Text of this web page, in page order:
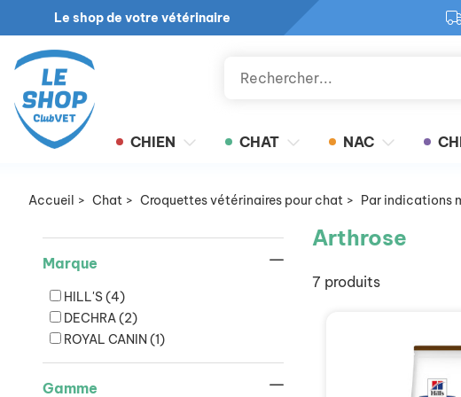
Le shop de votre vétérinaire
CHIEN CHAT NAC
Accueil > Chat > Croquettes vétérinaires pour chat > Par indications
Marque
HILL'S(4)
DECHRA(2)
ROYAL CANIN(1)
Gamme
Arthrose
7 produits